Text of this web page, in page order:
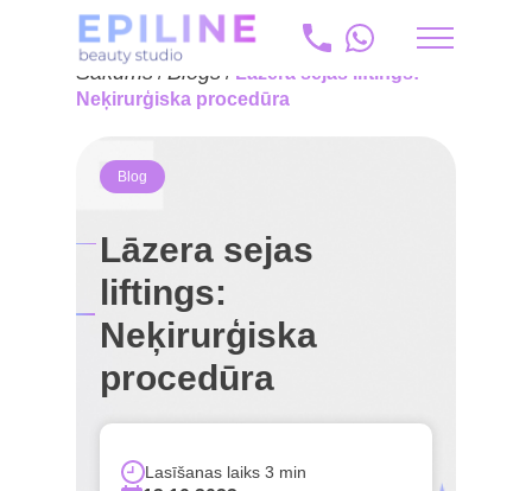
ru
Sākums / Blogs / Lāzera sejas liftings:
Neķirurģiska procedūra
Blog
Lāzera sejas
liftings:
Neķirurģiska
procedūra
Lasīšanas laiks 3 min